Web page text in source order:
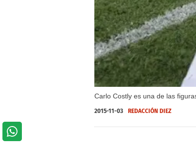
Carlo Costly es una de las
2015-11-03 REDACCIÓN DIEZ